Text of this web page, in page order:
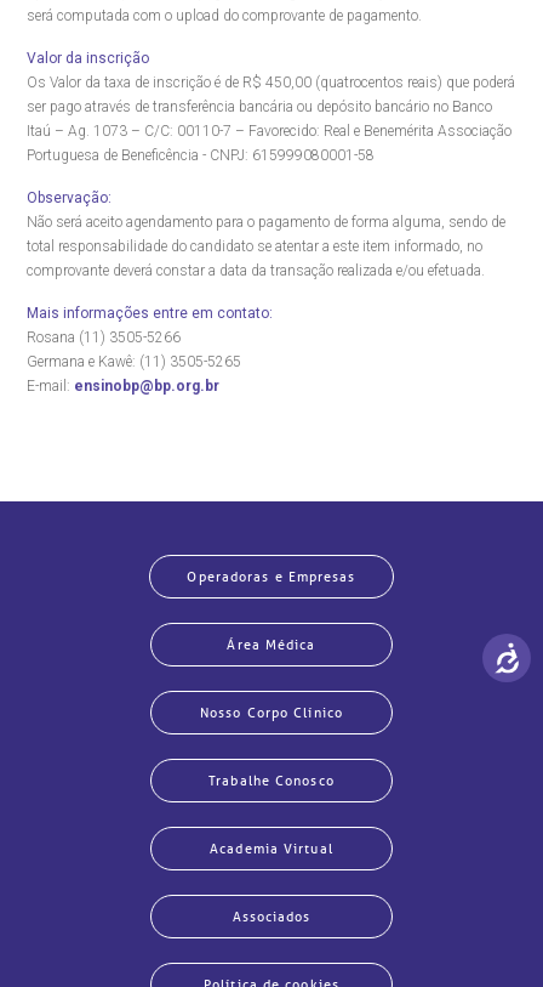
será computada com o upload do comprovante de pagamento.
Valor da inscrição
Os Valor da taxa de inscrição é de R$ 450,00 (quatrocentos reais) que poderá
ser pago através de transferência bancária ou depósito bancário no Banco
Itaú – Ag. 1073 – C/C: 00110-7 – Favorecido: Real e Benemérita Associação
Portuguesa de Beneficência - CNPJ: 615999080001-58
Observação:
Não será aceito agendamento para o pagamento de forma alguma, sendo de
total responsabilidade do candidato se atentar a este item informado, no
comprovante deverá constar a data da transação realizada e/ou efetuada.
Mais informações entre em contato:
Rosana (11) 3505-5266
Germana e Kawê: (11) 3505-5265
E-mail: ensinobp@bp.org.br
Operadoras e Empresas
Área Médica
Nosso Corpo Clínico
Trabalhe Conosco
Academia Virtual
Associados